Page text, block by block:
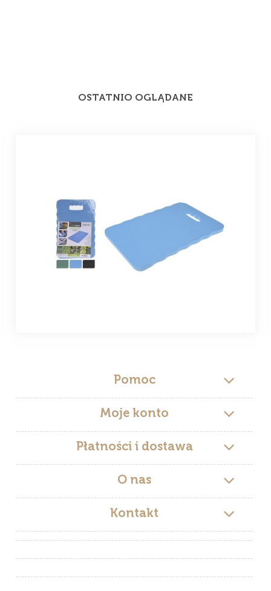
OSTATNIO OGLĄDANE
Pomoc
Moje konto
Płatności i dostawa
O nas
Kontakt